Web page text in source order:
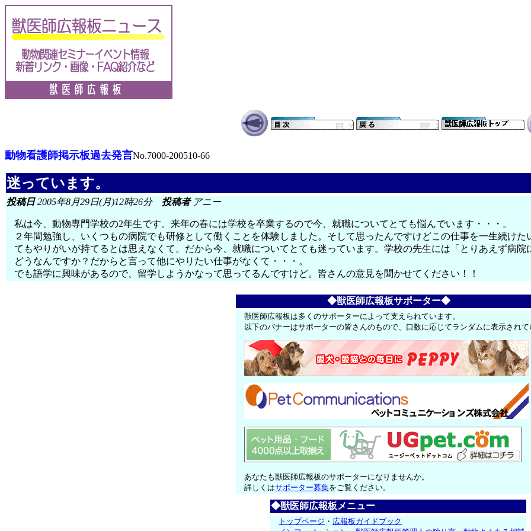
動物看護師掲示板過去発言No.7000-200510-66
迷っています。
投稿日2005年8月29日(月)12時26分 投稿者アニー
私は今、動物専門学校の2年生です。来年の春には学校を卒業するので今、就職についてとても悩んでいます・・・。
２年間勉強し、いくつもの病院でも研修として働くことを体験しました。そして思ったんですけどこの仕事を一生続け
てもやりがいが持てるとは思えなくて。だから今、就職についてとても迷っています。学校の先生には「とりあえず病
どうなんですか？だからと言って他にやりたい仕事がなくて・・・。
でも語学に興味があるので、留学しようかなって思ってるんですけど。皆さんの意見を聞かせてください！！
◆獣医師広報板サポーター◆
獣医師広報板は多くのサポーターによって支えられています。
以下のバナーはサポーターの皆さんのもので、口数に応じてランダムに表示され
あなたも獣医師広報板のサポーターになりませんか。
詳しくはサポーター募集をご覧ください。
◆獣医師広報板メニュー
トップページ ・ 広報板ガイドブック